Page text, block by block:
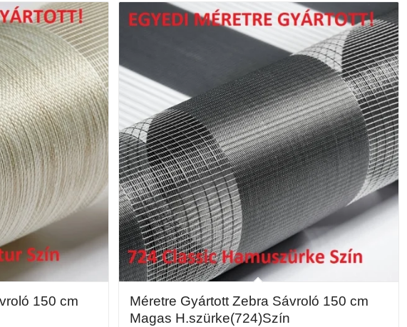
150 cm
Méretre Gyártott Zebra Sávroló 150 cm
Magas H.szürke(724)Szín